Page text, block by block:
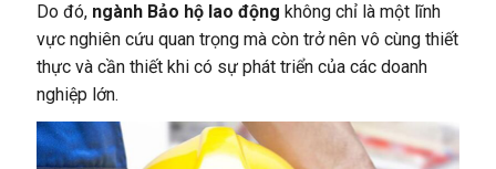
Do đó, ngành Bảo hộ lao động không chỉ là một lĩnh
vực nghiên cứu quan trọng mà còn trở nên vô cùng thiết
thực và cần thiết khi có sự phát triển của các doanh
nghiệp lớn.